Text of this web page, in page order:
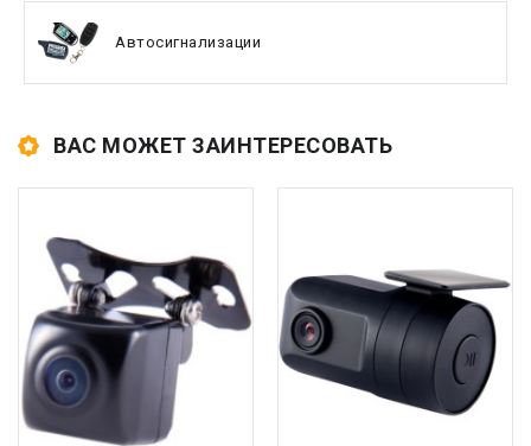
Автосигнализации
ВАС МОЖЕТ ЗАИНТЕРЕСОВАТЬ